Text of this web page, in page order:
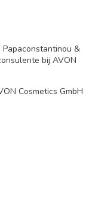
&
bij AVON
Cosmetics GmbH